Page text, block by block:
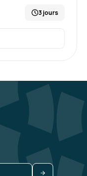
3 jours